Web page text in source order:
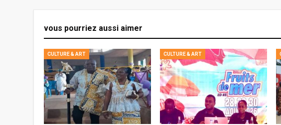
vous pourriez aussi aimer
CULTURE & ART CULTURE & ART